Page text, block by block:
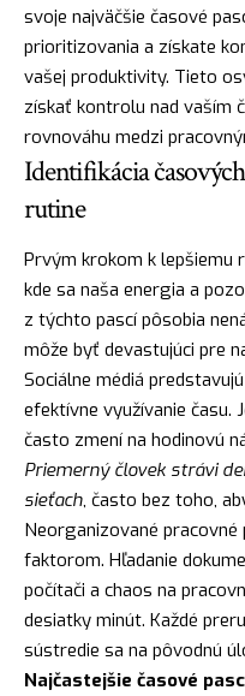
svoje najväčšie časové
prioritizovania a získate
vašej produktivity. Tieto
získať kontrolu nad vaším
rovnováhu medzi
Identifikácia
rutine
Prvým krokom k lepšiemu
kde sa naša energia a
z týchto pascí pôsobia
môže byť devastujúci pre
Sociálne médiá
efektívne využívanie času.
často zmení na hodinovú
Priemerný človek strávi
sieťach, často bez toho,
Neorganizované
faktorom. Hľadanie
počítači a chaos na
desiatky minút. Každé
sústredie sa na pôvodnú
Najčastejšie časové